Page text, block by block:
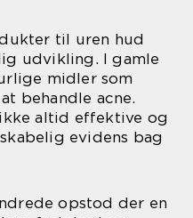
til uren hud
udvikling. I gamle
midler som
behandle acne.
altid effektive og
evidens bag
opstod der en